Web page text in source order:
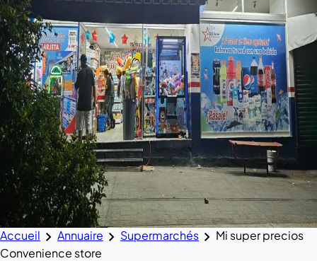
Accueil chevron_right Annuaire chevron_right Supermarchés chevron_right Mi super precios
Convenience store